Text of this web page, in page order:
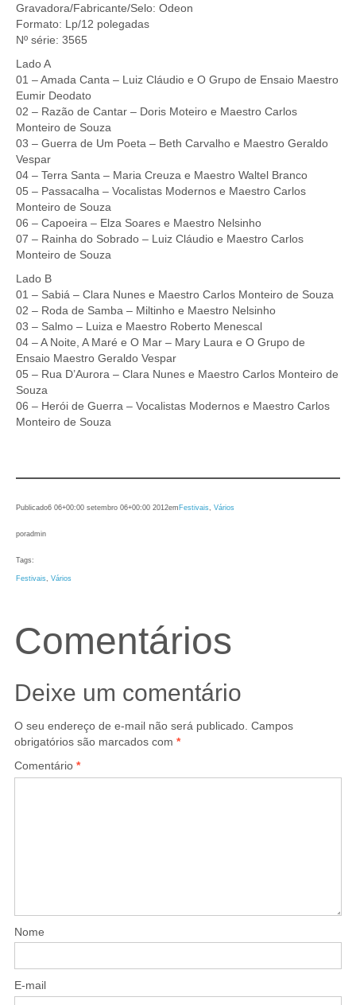
Gravadora/Fabricante/Selo: Odeon
Formato: Lp/12 polegadas
Nº série: 3565
Lado A
01 – Amada Canta – Luiz Cláudio e O Grupo de Ensaio Maestro
Eumir Deodato
02 – Razão de Cantar – Doris Moteiro e Maestro Carlos
Monteiro de Souza
03 – Guerra de Um Poeta – Beth Carvalho e Maestro Geraldo
Vespar
04 – Terra Santa – Maria Creuza e Maestro Waltel Branco
05 – Passacalha – Vocalistas Modernos e Maestro Carlos
Monteiro de Souza
06 – Capoeira – Elza Soares e Maestro Nelsinho
07 – Rainha do Sobrado – Luiz Cláudio e Maestro Carlos
Monteiro de Souza
Lado B
01 – Sabiá – Clara Nunes e Maestro Carlos Monteiro de Souza
02 – Roda de Samba – Miltinho e Maestro Nelsinho
03 – Salmo – Luiza e Maestro Roberto Menescal
04 – A Noite, A Maré e O Mar – Mary Laura e O Grupo de
Ensaio Maestro Geraldo Vespar
05 – Rua D’Aurora – Clara Nunes e Maestro Carlos Monteiro de
Souza
06 – Herói de Guerra – Vocalistas Modernos e Maestro Carlos
Monteiro de Souza
Publicado6 06+00:00 setembro 06+00:00 2012em Festivais Vários
poradmin
Tags:
Festivais Vários
Comentários
Deixe um comentário
O seu endereço de e-mail não será publicado. Campos
obrigatórios são marcados com *
Comentário *
Nome
E-mail